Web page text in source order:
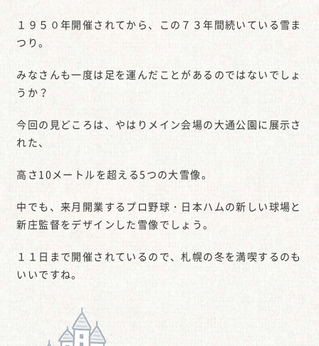
１９５０年開催されてから、この７３年間続いている雪ま
つり。
みなさんも一度は足を運んだことがあるのではないでしょ
うか？
今回の見どころは、やはりメイン会場の大通公園に展示さ
れた、
高さ10メートルを超える5つの大雪像。
中でも、来月開業するプロ野球・日本ハムの新しい球場と
新庄監督をデザインした雪像でしょう。
１１日まで開催されているので、札幌の冬を満喫するのも
いいですね。